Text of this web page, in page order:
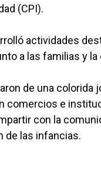
(CPI).
actividades
a las familias y
de una
comercios e
con la
de las infancias.